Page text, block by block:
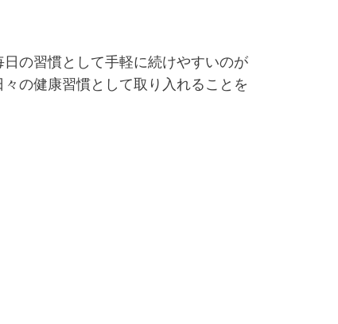
の習慣として手軽に続けやすいのが
の健康習慣として取り入れることを